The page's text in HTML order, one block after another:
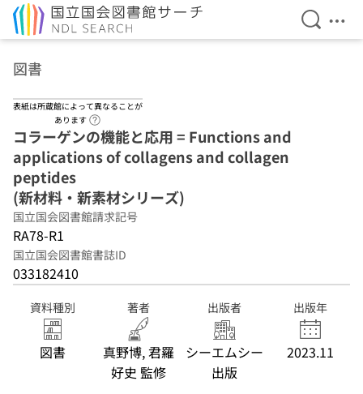
検索を
メ
図書
表紙は所蔵館によって異なることが
あります
コラーゲンの機能と応用 = Functions and
applications of collagens and collagen
peptides
(新材料・新素材シリーズ)
国立国会図書館請求記号
RA78-R1
国立国会図書館書誌ID
033182410
資料種別
図書
著者
真野博, 君羅
好史 監修
出版者
シーエムシー
出版
出版年
2023.11